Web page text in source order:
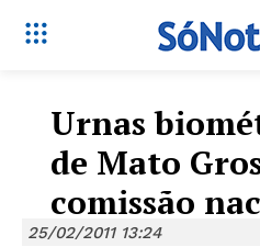
Urnas
de Mato
comissão
25/02/2011 13:24